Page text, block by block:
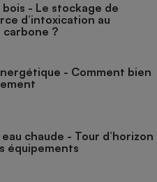
bois - Le stockage de
d’intoxication au
carbone ?
- Comment bien
chaude - Tour d’horizon
équipements